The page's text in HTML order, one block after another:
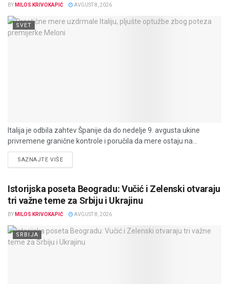
BY MILOS KRIVOKAPIĆ AVGUST 8, 2026
SVET
Italija je odbila zahtev Španije da do nedelje 9. avgusta ukine
privremene granične kontrole i poručila da mere ostaju na...
SAZNAJTE VIŠEDETAILS
Istorijska poseta Beogradu: Vučić i Zelenski otvaraju
tri važne teme za Srbiju i Ukrajinu
BY MILOS KRIVOKAPIĆ AVGUST 8, 2026
SRBIJA